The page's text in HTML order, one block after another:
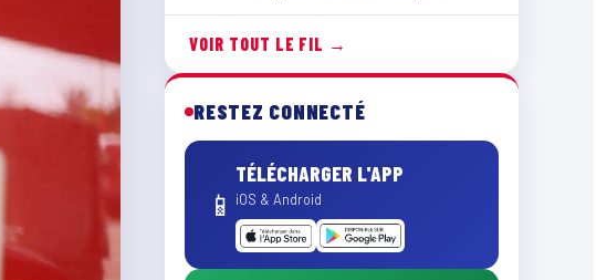
VOIR TOUT LE FIL →
RESTEZ CONNECTÉ
📱
TÉLÉCHARGER L'APP
iOS & Android